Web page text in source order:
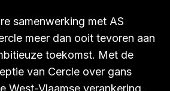
samenwerking met AS
meer dan ooit tevoren aan
toekomst. Met de
van Cercle over gans
West-Vlaamse verankering,